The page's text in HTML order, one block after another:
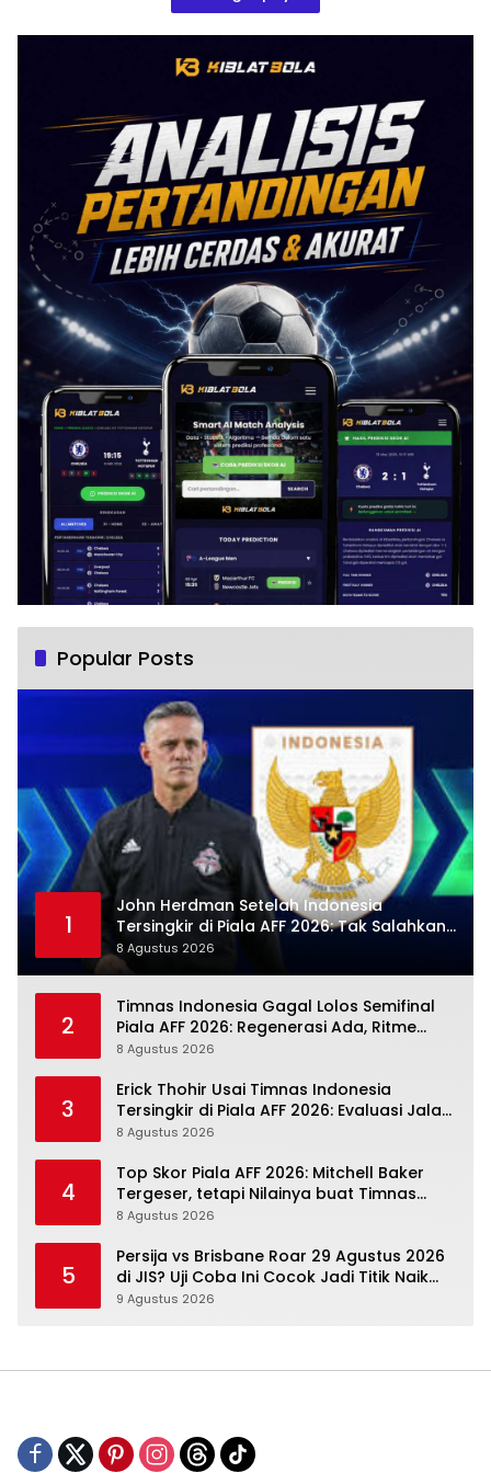
Popular Posts
1
John Herdman Setelah Indonesia
Tersingkir di Piala AFF 2026: Tak Salahkan
Wasit, Mitchell Baker Tetap Jadi Modal
8 Agustus 2026
2
Timnas Indonesia Gagal Lolos Semifinal
Piala AFF 2026: Regenerasi Ada, Ritme
Kompetisi Masih Harus Mengejar
8 Agustus 2026
3
Erick Thohir Usai Timnas Indonesia
Tersingkir di Piala AFF 2026: Evaluasi Jalan,
Agenda Berikutnya Sudah Dekat
8 Agustus 2026
4
Top Skor Piala AFF 2026: Mitchell Baker
Tergeser, tetapi Nilainya buat Timnas
Indonesia Justru Naik
8 Agustus 2026
5
Persija vs Brisbane Roar 29 Agustus 2026
di JIS? Uji Coba Ini Cocok Jadi Titik Naik
Macan Kemayoran
9 Agustus 2026